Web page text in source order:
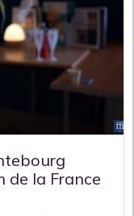
de la France